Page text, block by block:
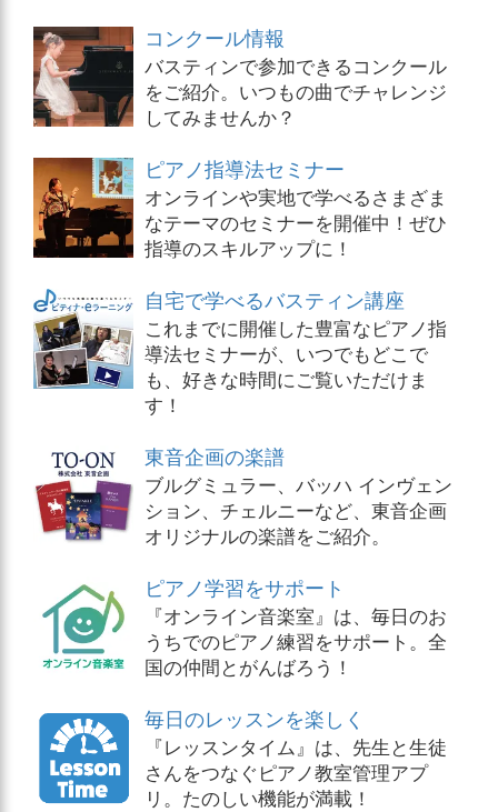
コンクール情報
バスティンで参加できるコンクール
をご紹介。いつもの曲でチャレンジ
してみませんか？
ピアノ指導法セミナー
オンラインや実地で学べるさまざま
なテーマのセミナーを開催中！ぜひ
指導のスキルアップに！
自宅で学べるバスティン講座
これまでに開催した豊富なピアノ指
導法セミナーが、いつでもどこで
も、好きな時間にご覧いただけま
す！
東音企画の楽譜
ブルグミュラー、バッハ インヴェン
ション、チェルニーなど、東音企画
オリジナルの楽譜をご紹介。
ピアノ学習をサポート
『オンライン音楽室』は、毎日のお
うちでのピアノ練習をサポート。全
国の仲間とがんばろう！
毎日のレッスンを楽しく
『レッスンタイム』は、先生と生徒
さんをつなぐピアノ教室管理アプ
リ。たのしい機能が満載！